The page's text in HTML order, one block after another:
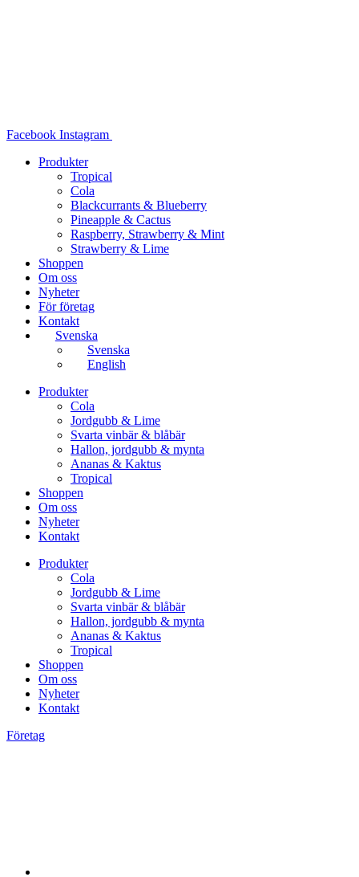
Facebook Instagram
Produkter
Tropical
Cola
Blackcurrants & Blueberry
Pineapple & Cactus
Raspberry, Strawberry & Mint
Strawberry & Lime
Shoppen
Om oss
Nyheter
För företag
Kontakt
Svenska
Svenska
English
Produkter
Cola
Jordgubb & Lime
Svarta vinbär & blåbär
Hallon, jordgubb & mynta
Ananas & Kaktus
Tropical
Shoppen
Om oss
Nyheter
Kontakt
Produkter
Cola
Jordgubb & Lime
Svarta vinbär & blåbär
Hallon, jordgubb & mynta
Ananas & Kaktus
Tropical
Shoppen
Om oss
Nyheter
Kontakt
Företag